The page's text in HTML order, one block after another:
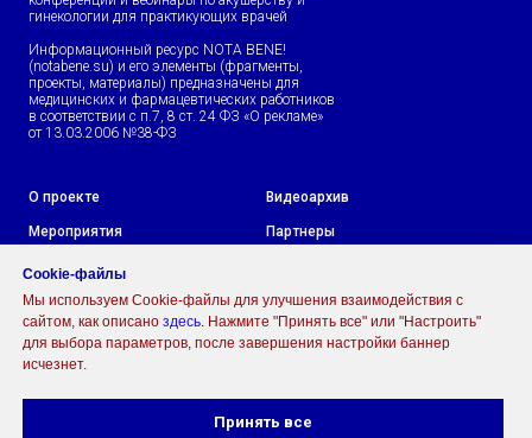
Cookie-файлы
Мы используем Cookie-файлы для улучшения взаимодействия с
сайтом, как описано здесь. Нажмите "Принять все" или "Настроить"
для выбора параметров, после завершения настройки баннер
исчезнет.
Принять все
Межрегиональные научно-информационные
конференции и вебинары по акушерству и
гинекологии для практикующих врачей
Информационный ресурс NOTA BENE!
(notabene.su) и его элементы (фрагменты,
проекты, материалы) предназначены для
медицинских и фармацевтических работников
О проекте
Мероприятия
Политика обработки
персональных данных
Видеоархив
Согласие на обработку
персональных данных
Личный Кабинет